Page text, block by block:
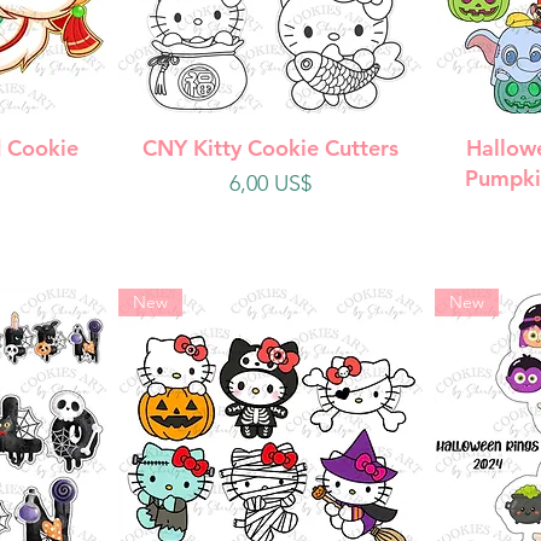
Cookie
Vista rápida
CNY Kitty Cookie Cutters
Precio
6,00 US$
New New